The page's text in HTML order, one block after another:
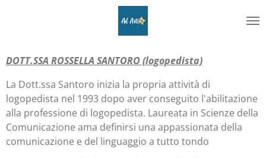
principale
DOTT.SSA ROSSELLA SANTORO (logopedista)
La Dott.ssa Santoro inizia la propria attività di
logopedista nel 1993 dopo aver conseguito l'abilitazione
alla professione di logopedista. Laureata in Scienze della
Comunicazione ama definirsi una appassionata della
comunicazione e del linguaggio a tutto tondo